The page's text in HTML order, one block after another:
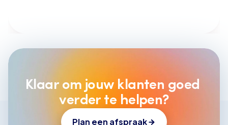
Klaar om jouw klanten goed
verder te helpen?
Plan een afspraak